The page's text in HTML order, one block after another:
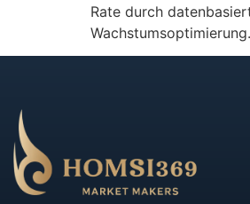
Rate durch
Wachstumsoptimierung.